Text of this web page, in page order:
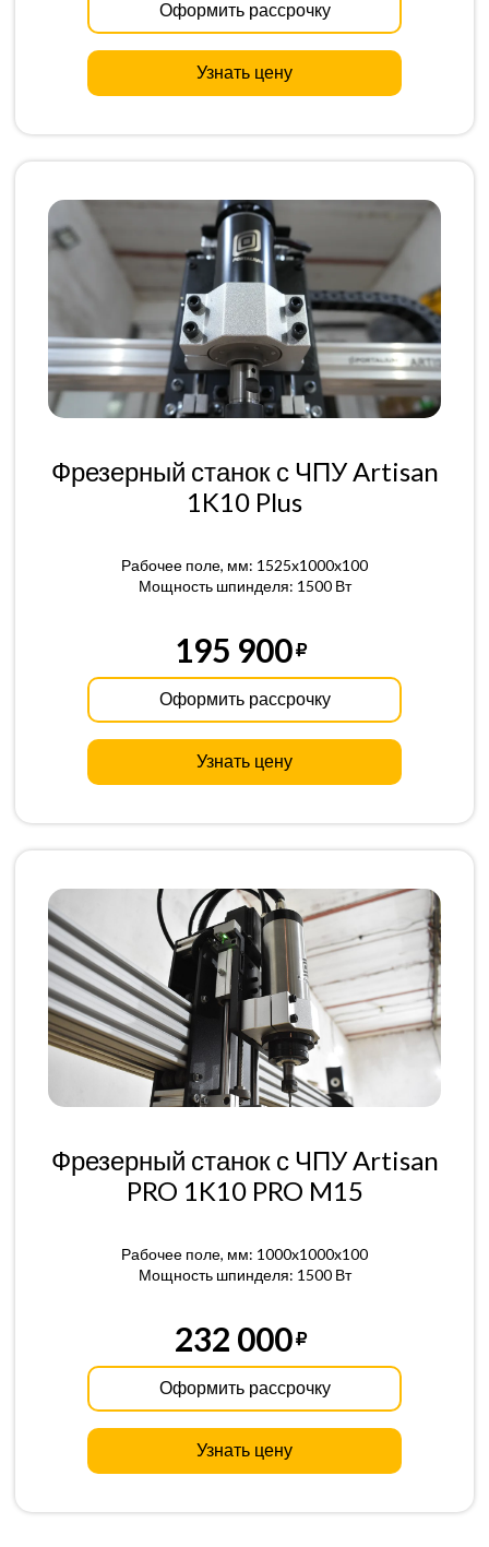
Оформить рассрочку
Узнать цену
Фрезерный станок с ЧПУ Artisan
1K10 Plus
Рабочее поле, мм: 1525x1000x100
Мощность шпинделя: 1500 Вт
195 900
Оформить рассрочку
Узнать цену
Фрезерный станок с ЧПУ Artisan
PRO 1K10 PRO M15
Рабочее поле, мм: 1000x1000x100
Мощность шпинделя: 1500 Вт
232 000
Оформить рассрочку
Узнать цену